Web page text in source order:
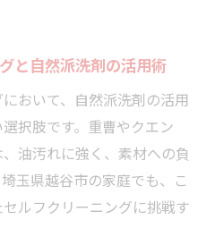
と自然派洗剤の活用術
おいて、自然派洗剤の活用
択肢です。重曹やクエン
油汚れに強く、素材への負
玉県越谷市の家庭でも、こ
ルフクリーニングに挑戦す